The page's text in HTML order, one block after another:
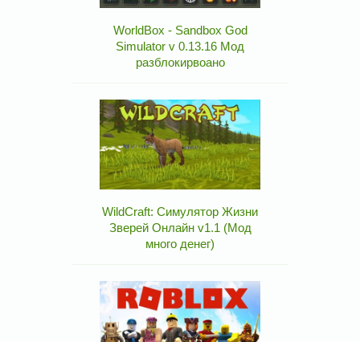
WorldBox - Sandbox God
Simulator v 0.13.16 Мод
разблокирвоано
WildCraft: Симулятор Жизни
Зверей Онлайн v1.1 (Мод
много денег)